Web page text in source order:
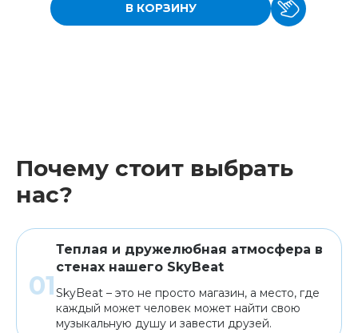
В КОРЗИНУ
Почему стоит выбрать
нас?
Теплая и дружелюбная атмосфера в
стенах нашего SkyBeat
SkyBeat – это не просто магазин, а место, где
каждый может человек может найти свою
музыкальную душу и завести друзей.